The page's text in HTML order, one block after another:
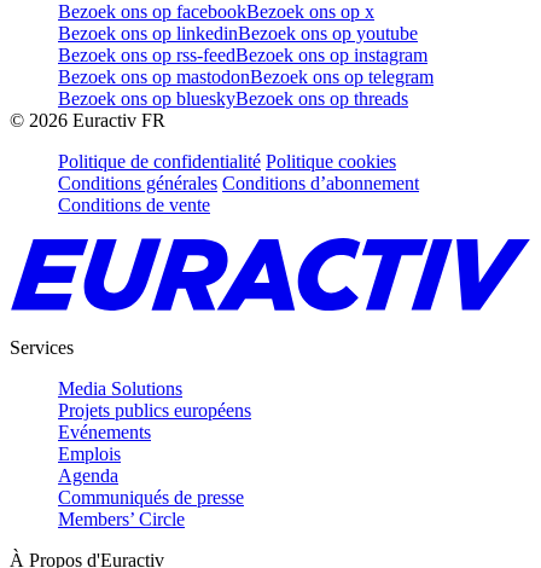
Bezoek ons op facebookBezoek ons op x
Bezoek ons op linkedinBezoek ons op youtube
Bezoek ons op rss-feedBezoek ons op instagram
Bezoek ons op mastodonBezoek ons op telegram
Bezoek ons op blueskyBezoek ons op threads
© 2026 Euractiv FR
Politique de confidentialité Politique cookies
Conditions générales Conditions d’abonnement
Conditions de vente
Services
Media Solutions
Projets publics européens
Evénements
Emplois
Agenda
Communiqués de presse
Members’ Circle
À Propos d'Euractiv